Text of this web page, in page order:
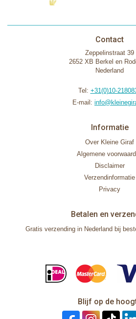
Contact
Zeppelinstraat 39
2652 XB Berkel en
Nederland
Tel: +31(0)10-
E-mail:
Informatie
Over Kleine Giraf
Algemene
Disclaimer
Verzendinformatie
Privacy
Betalen en
Gratis verzending in Nederland bij
Blijf op de